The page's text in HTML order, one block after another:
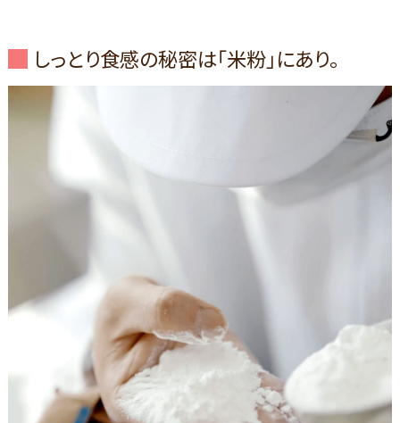
しっとり食感の秘密は「米粉」にあり。